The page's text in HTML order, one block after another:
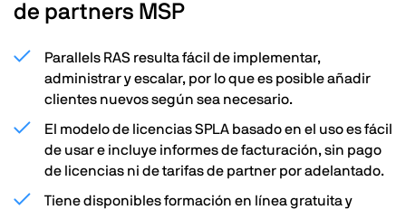
de partners MSP
Parallels RAS resulta fácil de implementar,
administrar y escalar, por lo que es posible añadir
clientes nuevos según sea necesario.
El modelo de licencias SPLA basado en el uso es fácil
de usar e incluye informes de facturación, sin pago
de licencias ni de tarifas de partner por adelantado.
Tiene disponibles formación en línea gratuita y